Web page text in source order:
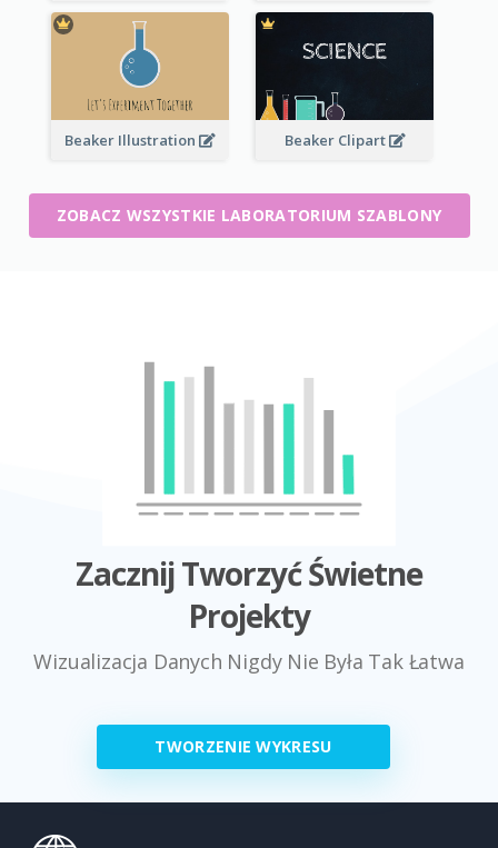
Beaker Illustration Beaker Clipart
ZOBACZ WSZYSTKIE LABORATORIUM SZABLONY
Zacznij Tworzyć Świetne
Projekty
Wizualizacja Danych Nigdy Nie Była Tak Łatwa
TWORZENIE WYKRESU